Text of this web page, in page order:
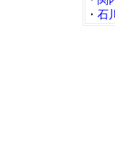
・ 石